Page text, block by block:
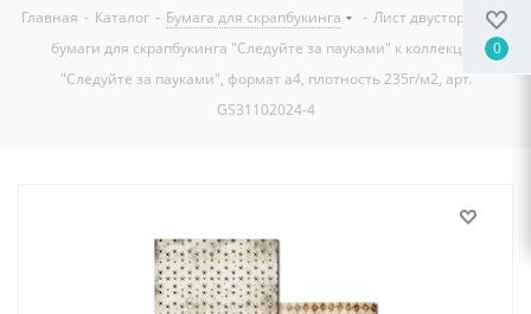
Главная - Каталог - Бумага для скрапбукинга - Лист двусторонней
бумаги для скрапбукинга "Следуйте за пауками" к коллекции
"Следуйте за пауками", формат а4, плотность 235г/м2, арт.
GS31102024-4
0